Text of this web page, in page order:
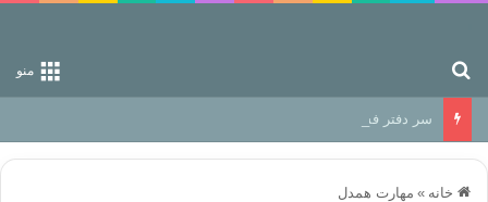
منو
سر دفتر فساد در زمین‌، دوری وکناره‌گیری از راه خداست‌!
خانه » مهارت همدل